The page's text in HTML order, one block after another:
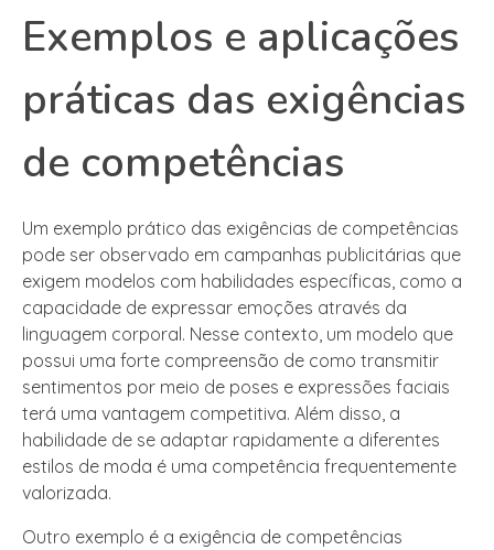
Exemplos e aplicações
práticas das exigências
de competências
Um exemplo prático das exigências de competências
pode ser observado em campanhas publicitárias que
exigem modelos com habilidades específicas, como a
capacidade de expressar emoções através da
linguagem corporal. Nesse contexto, um modelo que
possui uma forte compreensão de como transmitir
sentimentos por meio de poses e expressões faciais
terá uma vantagem competitiva. Além disso, a
habilidade de se adaptar rapidamente a diferentes
estilos de moda é uma competência frequentemente
valorizada.
Outro exemplo é a exigência de competências